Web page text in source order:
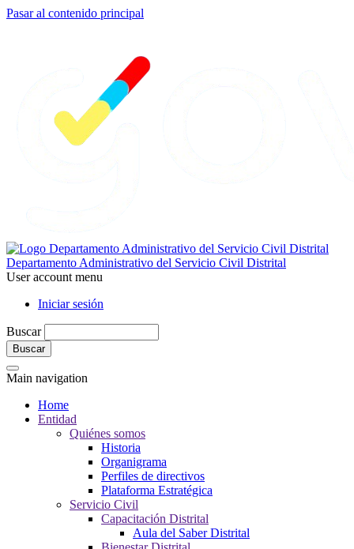
Pasar al contenido principal
Departamento Administrativo del Servicio Civil Distrital
User account menu
Iniciar sesión
Buscar
Main navigation
Home
Entidad
Quiénes somos
Historia
Organigrama
Perfiles de directivos
Plataforma Estratégica
Servicio Civil
Capacitación Distrital
Aula del Saber Distrital